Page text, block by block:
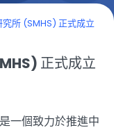
所 (SMHS) 正式成立
正式成立
一個致力於推進中